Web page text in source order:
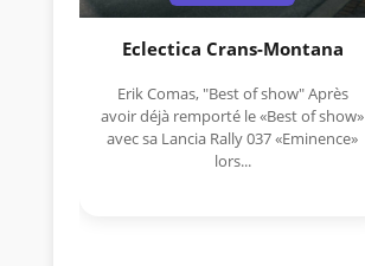
Eclectica Crans-Montana
Erik Comas, "Best of show" Après
avoir déjà remporté le «Best of show»
avec sa Lancia Rally 037 «Eminence»
lors...